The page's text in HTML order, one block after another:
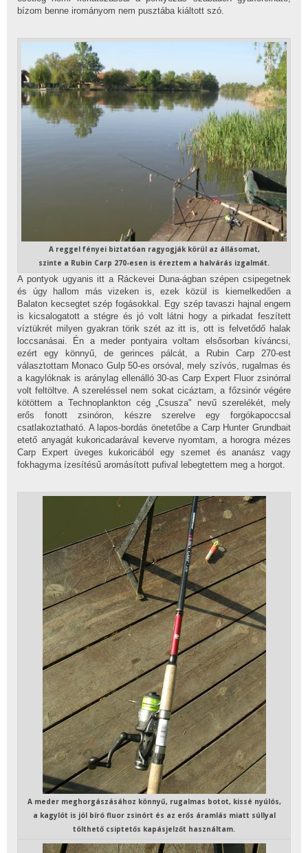
bízom benne irományom nem pusztába kiáltott szó.
A reggel fényei biztatóan ragyogják körül az állásomat,
szinte a Rubin Carp 270-esen is éreztem a halvárás izgalmát.
A pontyok ugyanis itt a Ráckevei Duna-ágban szépen csipegetnek
és úgy hallom más vizeken is, ezek közül is kiemelkedően a
Balaton kecsegtet szép fogásokkal. Egy szép tavaszi hajnal engem
is kicsalogatott a stégre és jó volt látni hogy a pirkadat feszített
víztükrét milyen gyakran törik szét az itt is, ott is felvetődő halak
loccsanásai. Én a meder pontyaira voltam elsősorban kíváncsi,
ezért egy könnyű, de gerinces pálcát, a Rubin Carp 270-est
választottam Monaco Gulp 50-es orsóval, mely szívós, rugalmas és
a kagylóknak is aránylag ellenálló 30-as Carp Expert Fluor zsinórral
volt feltöltve. A szereléssel nem sokat cicáztam, a főzsinór végére
kötöttem a Technoplankton cég „Csusza" nevű szerelékét, mely
erős fonott zsinóron, készre szerelve egy forgókapoccsal
csatlakoztatható. A lapos-bordás önetetőbe a Carp Hunter Grundbait
etető anyagát kukoricadarával keverve nyomtam, a horogra mézes
Carp Expert üveges kukoricából egy szemet és ananász vagy
fokhagyma ízesítésű aromásított pufival lebegtettem meg a horgot.
A meder meghorgászásához könnyű, rugalmas botot, kissé nyúlós,
a kagylót is jól bíró fluor zsinórt és az erős áramlás miatt súllyal
tölthető csiptetős kapásjelzőt használtam.